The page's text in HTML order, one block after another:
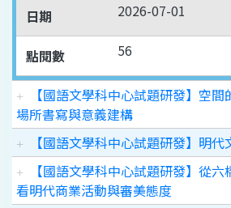
日期 2026-07-01
點閱數 56
【國語文學科中心試題研發】空
場所書寫與意義建構
【國語文學科中心試題研發】明
【國語文學科中心試題研發】從
看明代商業活動與審美態度